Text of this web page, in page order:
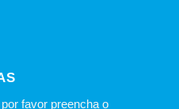
favor preencha o